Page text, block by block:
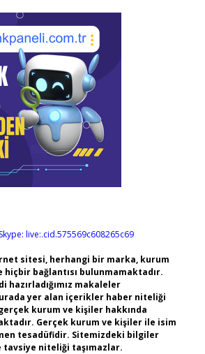
Skype: live:.cid.575569c608265c69
sitesi, herhangi bir marka, kurum
hiçbir bağlantısı bulunmamaktadır.
hazırladığımız makaleler
yer alan içerikler haber niteliği
kurum ve kişiler hakkında
Gerçek kurum ve kişiler ile isim
tesadüfidir. Sitemizdeki bilgiler
niteliği taşımazlar.